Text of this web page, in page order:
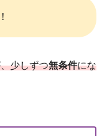
少しずつ無条件にな